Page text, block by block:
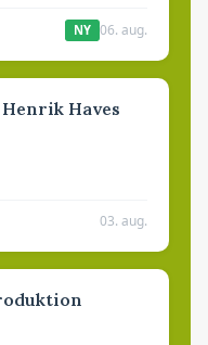
NY 06. aug.
Haves
03. aug.